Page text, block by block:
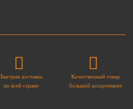
Быстрая доставка
по всей стране
Качественный товар
большой ассортимент